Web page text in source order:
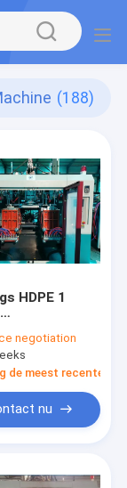
(188)
HDPE 1
negotiation
de meest recente
nu